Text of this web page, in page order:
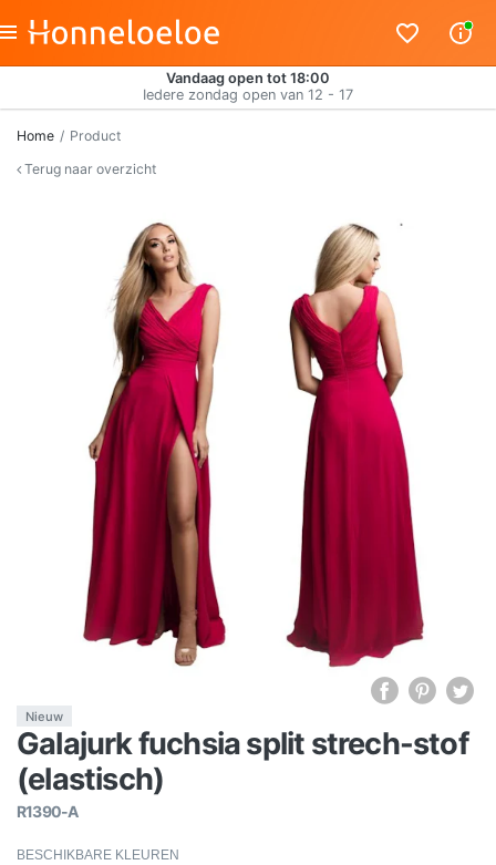
Vandaag open tot 18:00
Iedere zondag open van 12 - 17
Home
Product
Terug naar overzicht
Nieuw
Galajurk fuchsia split strech-stof
(elastisch)
R1390-A
BESCHIKBARE KLEUREN